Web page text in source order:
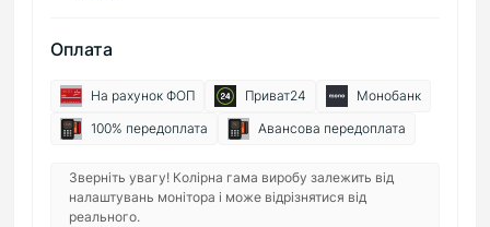
Оплата
На рахунок ФОП Приват24
Монобанк
100% передоплата
Авансова передоплата
Зверніть увагу! Колірна гама виробу залежить від
налаштувань монітора і може відрізнятися від
реального.